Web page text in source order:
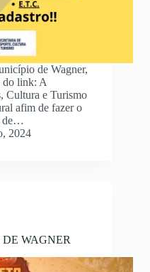
de Wagner,
do link: A
Cultura e Turismo
afim de fazer o
de…
2024
DE WAGNER